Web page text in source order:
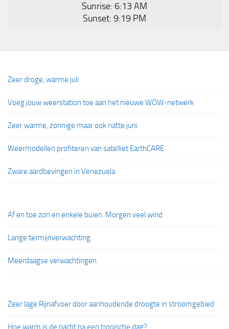
Sunrise: 6:13 AM
Sunset: 9:19 PM
Zeer droge, warme juli
Voeg jouw weerstation toe aan het nieuwe WOW-netwerk
Zeer warme, zonnige maar ook natte juni
Weermodellen profiteren van satelliet EarthCARE
Zware aardbevingen in Venezuela
Af en toe zon en enkele buien. Morgen veel wind
Lange termijnverwachting
Meerdaagse verwachtingen
Zeer lage Rijnafvoer door aanhoudende droogte in stroomgebied
Hoe warm is de nacht na een tropische dag?